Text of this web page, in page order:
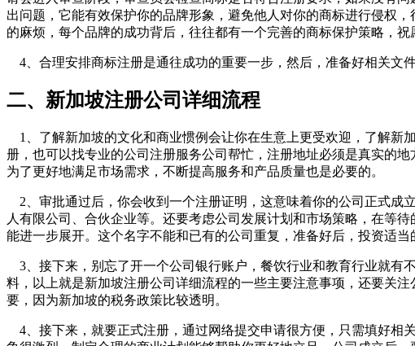
出问题，它能有效保护你的品牌形象，避免他人对你的商标进行侵权
的麻烦，每个品牌的成功背后，往往都有一个完善的商标保护策略，
4、合理安排商标注册是通往成功的重要一步，然后，准备好相关文
二、新加坡注册公司详细流程
1、了解新加坡的文化和商业惯例会让你在生意上更受欢迎，了解新
册，也可以找专业的公司注册服务公司帮忙，注册地址必须是真实的
为了更好地满足市场需求，不断提高服务和产品质量也是必要的。
2、审批通过后，你会收到一个注册证明，这意味着你的公司正式成
人有限公司、合伙企业等。还要考虑公司发展计划和市场策略，在等
能进一步展开。这个名字不能和已有的公司重复，准备好后，投资适当
3、接下来，别忘了开一个公司银行账户，餐饮行业和教育行业就有
料，以上就是新加坡注册公司详细流程的一些主要注意事项，还要关
要，因为新加坡的税务政策比较透明。
4、接下来，就要正式注册，通过网络提交申请很方便，只需填好相